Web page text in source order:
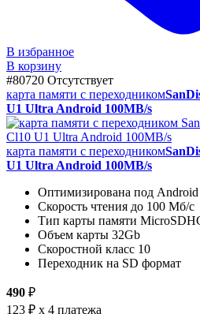
В избранное
В корзину
#80720 Отсутствует
карта памяти с переходником
U1 Ultra Android 100MB/s
карта памяти с переходником
U1 Ultra Android 100MB/s
Оптимизирована под Android
Скорость чтения до 100 Мб/с
Тип карты памяти
Объем карты 32Gb
Скоростной класс 10
Переходник на SD формат
490 ₽
123 ₽ x 4 платежа